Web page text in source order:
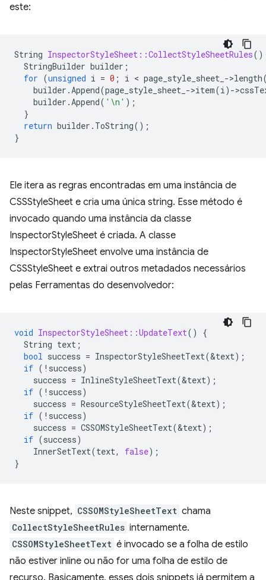
este:
String InspectorStyleSheet::CollectStyleSheetRules()
StringBuilder builder ;
for (unsigned i = 0 ; i < page_style_sheet_ ->length
builder .Append(page_style_sheet_ ->item(i) ->
builder .Append( '\n' );
}
return builder . ToString();
}
Ele itera as regras encontradas em uma instância de
CSSStyleSheet e cria uma única string. Esse método é
invocado quando uma instância da classe
InspectorStyleSheet é criada. A classe
InspectorStyleSheet envolve uma instância de
CSSStyleSheet e extrai outros metadados necessários
pelas Ferramentas do desenvolvedor:
void InspectorStyleSheet::UpdateText()
{
String text ;
bool success = InspectorStyleSheetText(&text);
if ( ! success)
success = InlineStyleSheetText(&text);
if ( ! success)
success = ResourceStyleSheetText(&text);
if ( ! success)
success = CSSOMStyleSheetText(&text);
if (success)
InnerSetText(text, false);
}
Neste snippet, CSSOMStyleSheetText chama
CollectStyleSheetRules internamente.
CSSOMStyleSheetText é invocado se a folha de estilo
não estiver inline ou não for uma folha de estilo de